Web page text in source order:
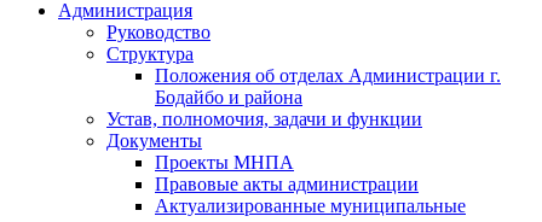
Администрация
Руководство
Структура
Положения об отделах Администрации г.
Бодайбо и района
Устав, полномочия, задачи и функции
Документы
Проекты МНПА
Правовые акты администрации
Актуализированные муниципальные